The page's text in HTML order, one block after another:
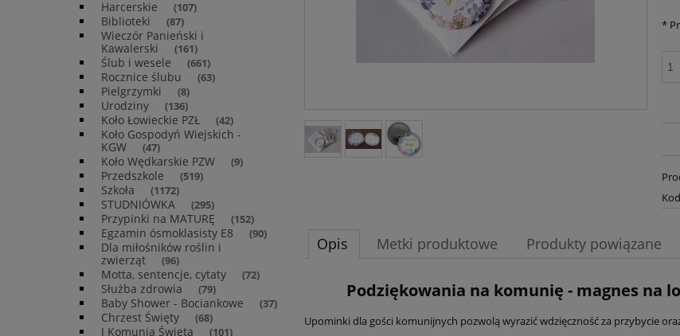
Harcerskie (107)
Biblioteki (87)
Wieczór Panieński i
Kawalerski
(161)
Ślub i wesele (661)
Rocznice ślubu (63)
Pielgrzymki (8)
Urodziny (136)
Koło Łowieckie PZŁ (42)
Koło Gospodyń Wiejskich -
KGW
(47)
Koło Wędkarskie PZW (9)
Przedszkole (519)
Szkoła (1172)
STUDNIÓWKA (295)
Przypinki na MATURĘ (152)
Egzamin ósmoklasisty E8 (90)
Dla miłośników roślin i
zwierząt
(96)
Motta, sentencje, cytaty (72)
Służba zdrowia (79)
Baby Shower - Bociankowe (37)
Chrzest Święty (68)
I Komunia Święta (101)
*
Opis Metki produktowe Produkty powiązane
Podziękowania na komunię - magnes na
Upominki dla gości komunijnych pozwolą wyrazić wdzięczność za przybycie